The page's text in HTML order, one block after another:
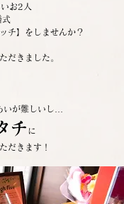
お2人
式
チ】をしませんか？
だきました。
いが難しいし…
チ に
だきます！